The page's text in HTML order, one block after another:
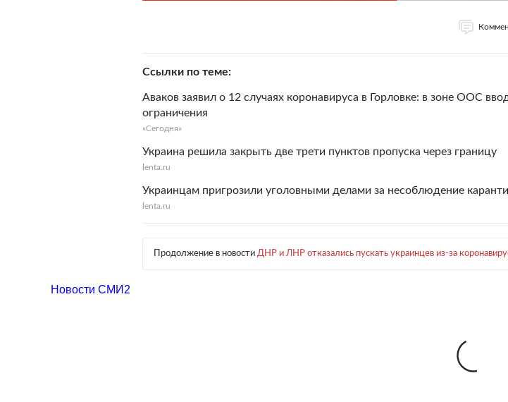
Ссылки по теме
Аваков заявил о 12 случаях коронавируса в Горловке: в зоне ООС
ограничения
«Сегодня»
Украина решила закрыть две трети пунктов пропуска через границу
lenta.ru
Украинцам пригрозили уголовными делами за несоблюдение
lenta.ru
Продолжение в новости ДНР и ЛНР отказались пускать украинцев из-за
Новости СМИ2